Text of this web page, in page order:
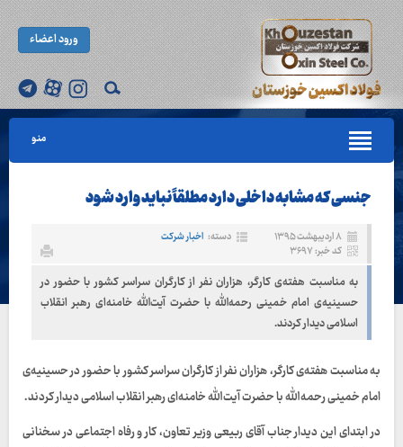
ورود اعضاء
منو
جنسی که مشابه داخلی دارد مطلقاً نباید وارد شود
۸ اردیبهشت ۱۳۹۵ دسته: اخبار شرکت
کد خبر: ۳۶۹۷
به مناسبت هفته‌ی کارگر، هزاران نفر از کارگران سراسر کشور با حضور در
حسینیه‌ی امام خمینی رحمه‌الله با حضرت آیت‌الله خامنه‌ای رهبر انقلاب
اسلامی دیدار کردند.
به مناسبت هفته‌ی کارگر، هزاران نفر از کارگران سراسر کشور با حضور در حسینیه‌ی
امام خمینی رحمه‌الله با حضرت آیت‌الله خامنه‌ای رهبر انقلاب اسلامی دیدار کردند.
در ابتدای این دیدار جناب آقای ربیعی وزیر تعاون، کار و رفاه اجتماعی در سخنانی